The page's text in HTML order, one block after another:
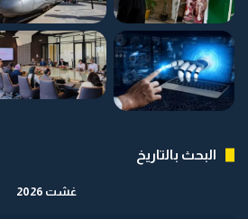
البحث بالتاريخ
غشت 2026